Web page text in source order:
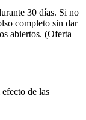
30 días. Si no
completo sin dar
abiertos. (Oferta
de las